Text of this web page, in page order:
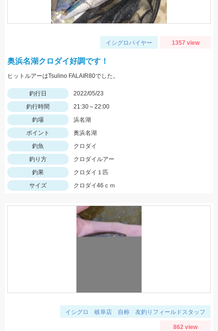
イシグロバイヤー 1357 view
奥浜名湖クロダイ好調です！
ヒットルアーはTsulino FALAIR80でした。
釣行日
2022/05/23
釣行時間
21:30～22:00
釣場
浜名湖
ポイント
奥浜名湖
釣魚
クロダイ
釣り方
クロダイルアー
釣果
クロダイ１匹
サイズ
クロダイ46ｃｍ
イシグロ 岐阜店 自称 友釣りフィールドスタッフ
862 view